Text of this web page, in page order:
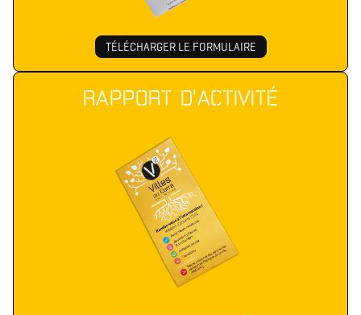
TÉLÉCHARGER LE FORMULAIRE
RAPPORT D'ACTIVITÉ